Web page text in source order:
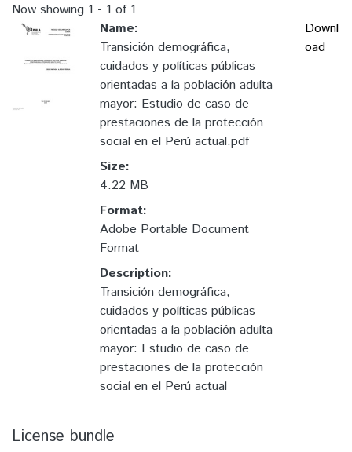
Now showing 1 - 1 of 1
Name:
Transición demográfica,
cuidados y políticas públicas
orientadas a la población adulta
mayor: Estudio de caso de
prestaciones de la protección
social en el Perú actual.pdf
Size:
4.22 MB
Format:
Adobe Portable Document
Format
Description:
Transición demográfica,
cuidados y políticas públicas
orientadas a la población adulta
mayor: Estudio de caso de
prestaciones de la protección
social en el Perú actual
Downl
oad
License bundle